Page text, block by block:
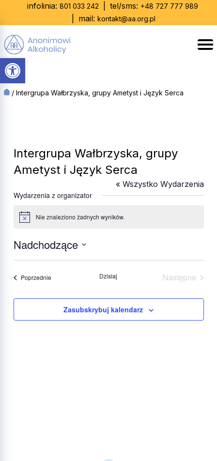
Otwórz pasek narzędzi
infolinia: 801 033 242 tel/sms: +48 727 777 989
mail: kontakt@aa.org.pl
/ Intergrupa Wałbrzyska, grupy Ametyst i Język Serca
Intergrupa Wałbrzyska, grupy
Ametyst i Język Serca
« Wszystko Wydarzenia
Wydarzenia z organizator
Powiadomienie
Nie znaleziono żadnych wyników.
Nadchodzące
Wybierz
PoprzednieWydarzenia Dzisiaj
Następne
Zasubskrybuj kalendarz